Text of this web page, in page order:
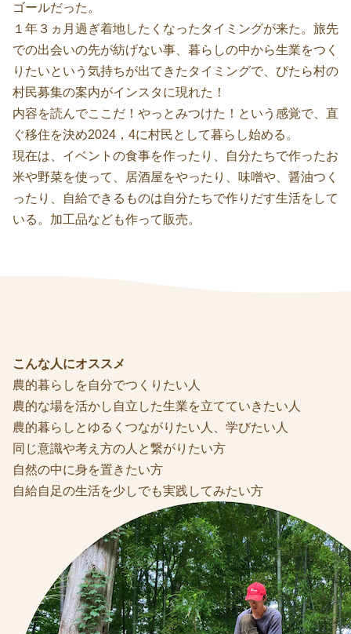
ゴールだった。
１年３ヵ月過ぎ着地したくなったタイミングが来た。旅先
での出会いの先が紡げない事、暮らしの中から生業をつく
りたいという気持ちが出てきたタイミングで、ぴたら村の
村民募集の案内がインスタに現れた！
内容を読んでここだ！やっとみつけた！という感覚で、直
ぐ移住を決め2024，4に村民として暮らし始める。
現在は、イベントの食事を作ったり、自分たちで作ったお
米や野菜を使って、居酒屋をやったり、味噌や、醤油つく
ったり、自給できるものは自分たちで作りだす生活をして
いる。加工品なども作って販売。
こんな人にオススメ
農的暮らしを自分でつくりたい人
農的な場を活かし自立した生業を立てていきたい人
農的暮らしとゆるくつながりたい人、学びたい人
同じ意識や考え方の人と繋がりたい方
自然の中に身を置きたい方
自給自足の生活を少しでも実践してみたい方